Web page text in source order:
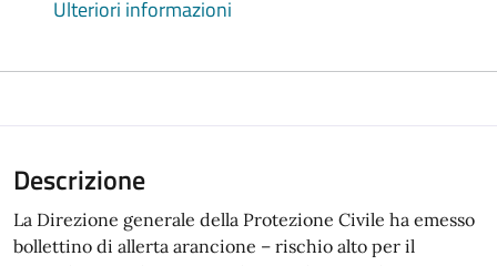
Ulteriori informazioni
Descrizione
La Direzione generale della Protezione Civile ha emesso
bollettino di allerta arancione – rischio alto per il